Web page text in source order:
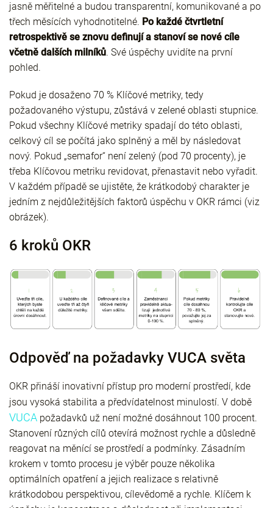
jasně měřitelné a budou transparentní, komunikované a po
třech měsících vyhodnotitelné. Po každé čtvrtletní
retrospektivě se znovu definují a stanoví se nové cíle
včetně dalších milníků. Své úspěchy uvidíte na první
pohled.
Pokud je dosaženo 70 % Klíčové metriky, tedy
požadovaného výstupu, zůstává v zelené oblasti stupnice.
Pokud všechny Klíčové metriky spadají do této oblasti,
celkový cíl se počítá jako splněný a měl by následovat
nový. Pokud „semafor“ není zelený (pod 70 procenty), je
třeba Klíčovou metriku revidovat, přenastavit nebo vyřadit.
V každém případě se ujistěte, že krátkodobý charakter je
jedním z nejdůležitějších faktorů úspěchu v OKR rámci (viz
obrázek).
6 kroků OKR
Odpověď na požadavky VUCA světa
OKR přináší inovativní přístup pro moderní prostředí, kde
jsou vysoká stabilita a předvídatelnost minulostí. V době
VUCA požadavků už není možné dosáhnout 100 procent.
Stanovení různých cílů otevírá možnost rychle a důsledně
reagovat na měnící se prostředí a podmínky. Zásadním
krokem v tomto procesu je výběr pouze několika
optimálních opatření a jejich realizace s relativně
krátkodobou perspektivou, cílevědomě a rychle. Klíčem k